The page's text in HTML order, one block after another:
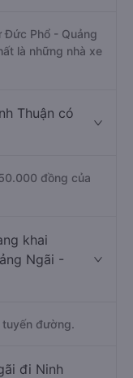
Đức Phổ - Quảng
là những nhà xe
Thuận có
đồng của
khai
Ngãi -
tuyến đường.
đi Ninh